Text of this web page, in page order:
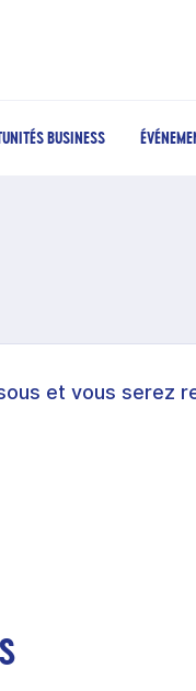
BUSINESS
et vous serez